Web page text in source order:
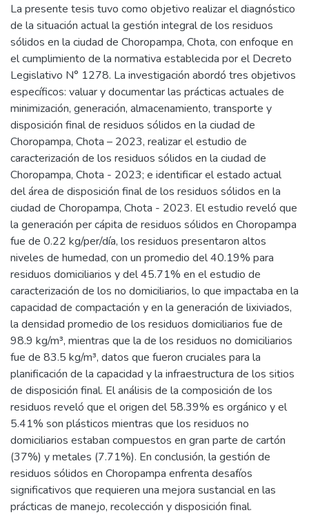
La presente tesis tuvo como objetivo realizar el diagnóstico
de la situación actual la gestión integral de los residuos
sólidos en la ciudad de Choropampa, Chota, con enfoque en
el cumplimiento de la normativa establecida por el Decreto
Legislativo N° 1278. La investigación abordó tres objetivos
específicos: valuar y documentar las prácticas actuales de
minimización, generación, almacenamiento, transporte y
disposición final de residuos sólidos en la ciudad de
Choropampa, Chota – 2023, realizar el estudio de
caracterización de los residuos sólidos en la ciudad de
Choropampa, Chota - 2023; e identificar el estado actual
del área de disposición final de los residuos sólidos en la
ciudad de Choropampa, Chota - 2023. El estudio reveló que
la generación per cápita de residuos sólidos en Choropampa
fue de 0.22 kg/per/día, los residuos presentaron altos
niveles de humedad, con un promedio del 40.19% para
residuos domiciliarios y del 45.71% en el estudio de
caracterización de los no domiciliarios, lo que impactaba en la
capacidad de compactación y en la generación de lixiviados,
la densidad promedio de los residuos domiciliarios fue de
98.9 kg/m³, mientras que la de los residuos no domiciliarios
fue de 83.5 kg/m³, datos que fueron cruciales para la
planificación de la capacidad y la infraestructura de los sitios
de disposición final. El análisis de la composición de los
residuos reveló que el origen del 58.39% es orgánico y el
5.41% son plásticos mientras que los residuos no
domiciliarios estaban compuestos en gran parte de cartón
(37%) y metales (7.71%). En conclusión, la gestión de
residuos sólidos en Choropampa enfrenta desafíos
significativos que requieren una mejora sustancial en las
prácticas de manejo, recolección y disposición final.